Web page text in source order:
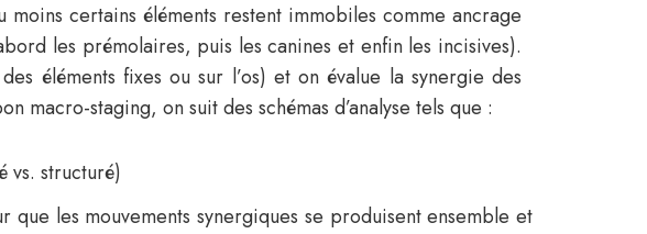
certains éléments restent immobiles comme ancrage
les prémolaires, puis les canines et enfin les incisives).
éléments fixes ou sur l’os) et on évalue la synergie des
staging, on suit des schémas d’analyse tels que :
vs. structuré)
les mouvements synergiques se produisent ensemble et